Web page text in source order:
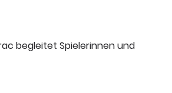
begleitet Spielerinnen und